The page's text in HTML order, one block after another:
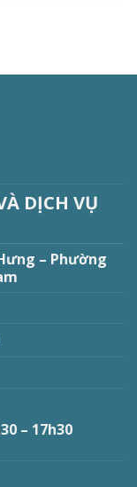
DỊCH VỤ
– Phường
– 17h30